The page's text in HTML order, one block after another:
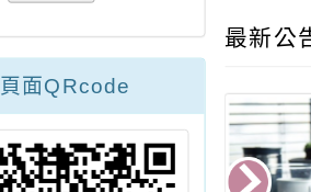
頁面QRcode
最新公